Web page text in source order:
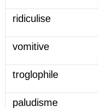
ridiculise
vomitive
troglophile
paludisme